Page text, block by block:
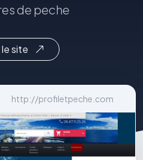
de peche
site
http://profiletpeche.com